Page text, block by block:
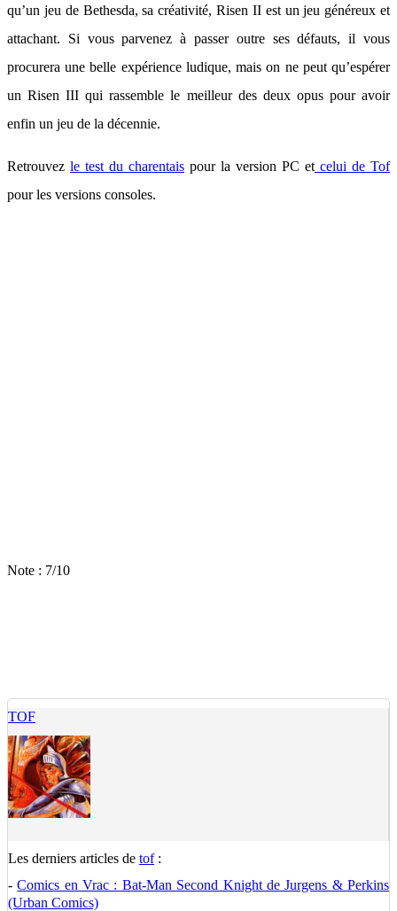
qu’un jeu de Bethesda, sa créativité, Risen II est un jeu généreux et
attachant. Si vous parvenez à passer outre ses défauts, il vous
procurera une belle expérience ludique, mais on ne peut qu’espérer
un Risen III qui rassemble le meilleur des deux opus pour avoir
enfin un jeu de la décennie.
Retrouvez le test du charentais pour la version PC et celui de Tof
pour les versions consoles.
Note : 7/10
TOF
Les derniers articles de tof:
-Comics en Vrac : Bat-Man Second Knight de Jurgens & Perkins
(Urban Comics)